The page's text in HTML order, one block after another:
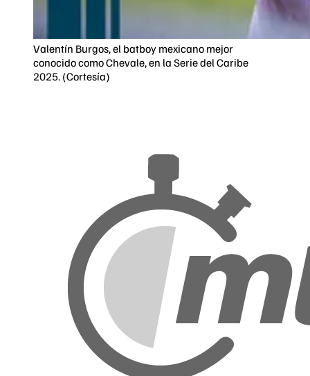
Valentín Burgos, el batboy mexicano mejor
conocido como Chevale, en la Serie del Caribe
2025. (Cortesía)